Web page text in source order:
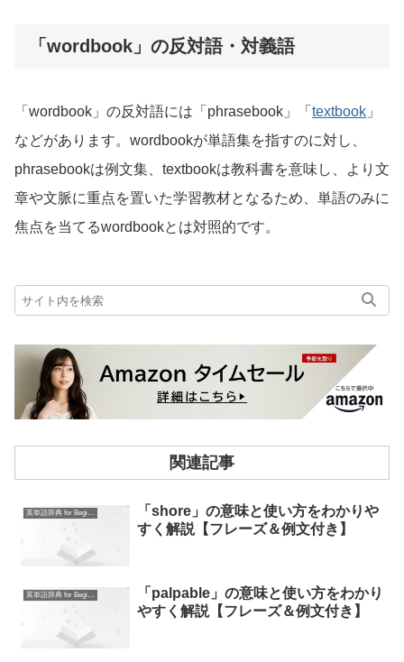
「wordbook」の反対語・対義語
「wordbook」の反対語には「phrasebook」「 textbook 」
などがあります。wordbookが単語集を指すのに対し、
phrasebookは例文集、textbookは教科書を意味し、より文
章や文脈に重点を置いた学習教材となるため、単語のみに
焦点を当てるwordbookとは対照的です。
関連記事
英単語辞典 for Beginners
「shore」の意味と使い方をわかりや
すく解説【フレーズ＆例文付き】
英単語辞典 for Beginners
「palpable」の意味と使い方をわかり
やすく解説【フレーズ＆例文付き】